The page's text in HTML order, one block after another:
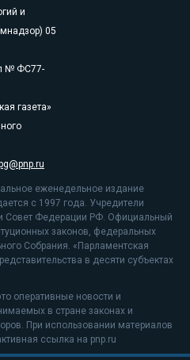
и
05
№ ФС77-
газета»
еженедельное издание
с 1997 года. Учредители
Совет Федерации РФ. Официальный
законов, федеральных
Собрания. «Парламентская
в десяти субъектах
оперативные новости и
в стране законах и
При использовании материалов
ссылка на pnp.ru